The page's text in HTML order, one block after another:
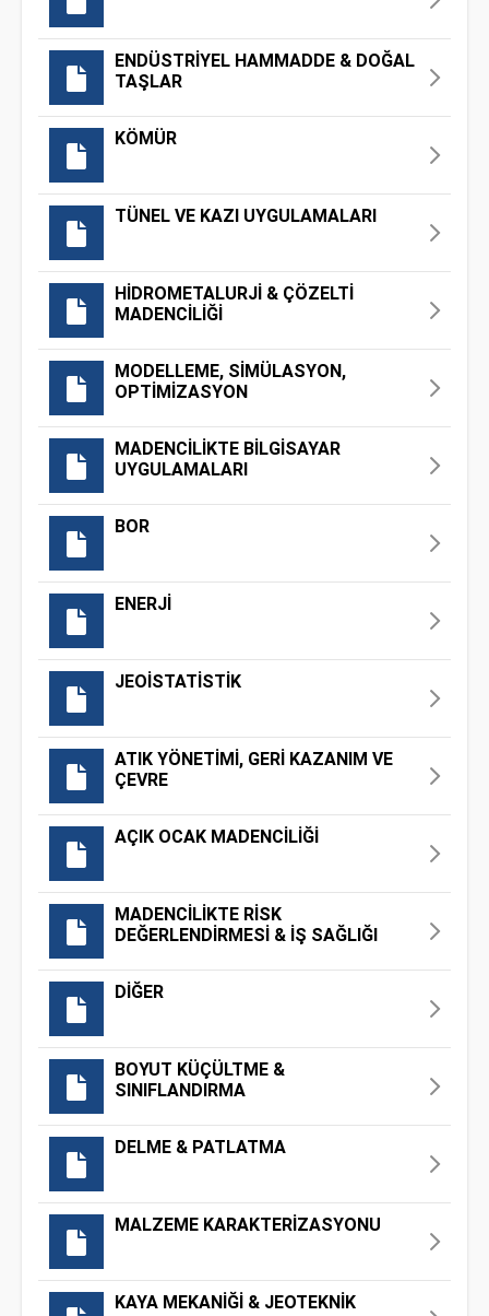
ENDÜSTRİYEL HAMMADDE & DOĞAL
TAŞLAR
KÖMÜR
TÜNEL VE KAZI UYGULAMALARI
HİDROMETALURJİ & ÇÖZELTİ
MADENCİLİĞİ
MODELLEME, SİMÜLASYON,
OPTİMİZASYON
MADENCİLİKTE BİLGİSAYAR
UYGULAMALARI
BOR
ENERJİ
JEOİSTATİSTİK
ATIK YÖNETİMİ, GERİ KAZANIM VE
ÇEVRE
AÇIK OCAK MADENCİLİĞİ
MADENCİLİKTE RİSK
DEĞERLENDİRMESİ & İŞ SAĞLIĞI
DİĞER
BOYUT KÜÇÜLTME &
SINIFLANDIRMA
DELME & PATLATMA
MALZEME KARAKTERİZASYONU
KAYA MEKANİĞİ & JEOTEKNİK